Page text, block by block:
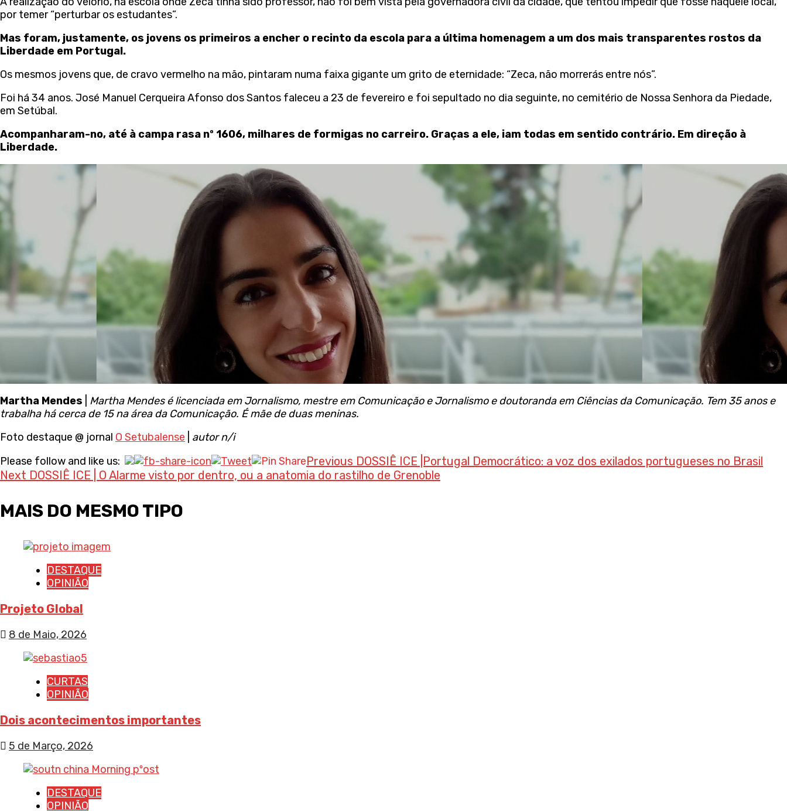
por temer “perturbar os estudantes”.
Mas foram, justamente, os jovens os primeiros a encher o recinto da escola para a última homenagem a um dos mais transparentes rostos da
Liberdade em Portugal.
Os mesmos jovens que, de cravo vermelho na mão, pintaram numa faixa gigante um grito de eternidade: “Zeca, não morrerás entre nós”.
Foi há 34 anos. José Manuel Cerqueira Afonso dos Santos faleceu a 23 de fevereiro e foi sepultado no dia seguinte, no cemitério de Nossa Senhora da Piedade,
em Setúbal.
Acompanharam-no, até à campa rasa nº 1606, milhares de formigas no carreiro. Graças a ele, iam todas em sentido contrário. Em direção à
Liberdade.
Martha Mendes
Martha Mendes é licenciada em Jornalismo, mestre em Comunicação e Jornalismo e doutoranda em Ciências da Comunicação. Tem 35 anos e
trabalha há cerca de 15 na área da Comunicação. É mãe de duas meninas.
Foto destaque @ jornal O Setubalense
autor n/i
Please follow and like us:
Continue
Reading
Previous DOSSIÊ ICE |Portugal Democrático: a voz dos exilados portugueses no Brasil
Next DOSSIÊ ICE | O Alarme visto por dentro, ou a anatomia do rastilho de Grenoble
MAIS DO MESMO TIPO
DESTAQUE
OPINIÃO
Projeto Global
8 de Maio, 2026
CURTAS
OPINIÃO
Dois acontecimentos importantes
5 de Março, 2026
DESTAQUE
OPINIÃO